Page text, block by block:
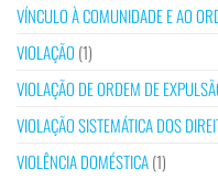
VÍNCULO À COMUNIDADE E AO
VIOLAÇÃO (1)
VIOLAÇÃO DE ORDEM DE
VIOLAÇÃO SISTEMÁTICA DOS
VIOLÊNCIA DOMÉSTICA(1)